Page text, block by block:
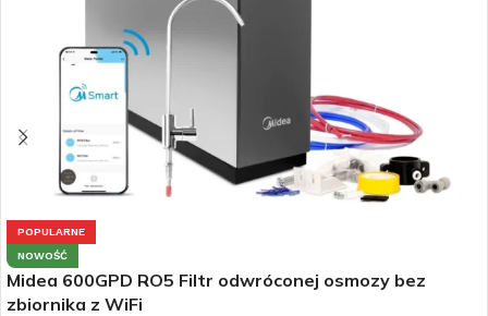
POPULARNE
NOWOŚĆ
Midea 600GPD RO5 Filtr odwróconej osmozy bez
zbiornika z WiFi